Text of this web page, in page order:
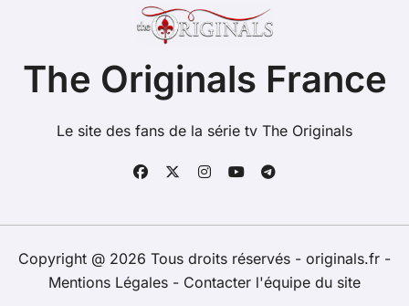
The Originals France
Le site des fans de la série tv The Originals
Copyright @ 2026 Tous droits réservés - originals.fr -
Mentions Légales - Contacter l'équipe du site